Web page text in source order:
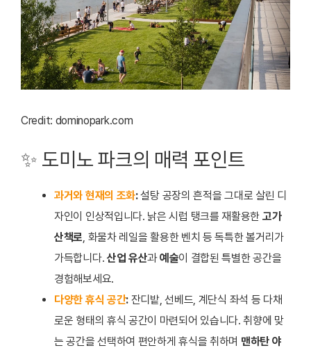
Credit: dominopark.com
✨ 도미노 파크의 매력 포인트
과거와 현재의 조화:설탕 공장의 흔적을 그대로 살린 디
자인이 인상적입니다. 낡은 시럽 탱크를 재활용한 고가
산책로, 화물차 레일을 활용한 벤치 등 독특한 볼거리가
가득합니다. 산업 유산과예술이 결합된 특별한 공간을
경험해보세요.
다양한 휴식 공간: 잔디밭, 선베드, 계단식 좌석 등 다채
로운 형태의 휴식 공간이 마련되어 있습니다. 취향에 맞
는 공간을 선택하여 편안하게 휴식을 취하며 맨하탄 야